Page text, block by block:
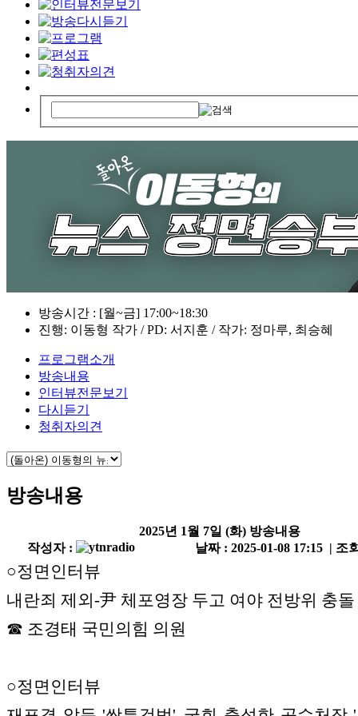
방송시간 : [월~금] 17:00~18:30
진행: 이동형 작가 / PD: 서지훈 / 작가: 정마루, 최승혜
프로그램소개
방송내용
인터뷰전문보기
다시듣기
청취자의견
방송내용
2025년 1월 7일 (화) 방송내용
작성자 :
날짜 : 2025-01-08 17:15 | 조
○정면인터뷰
내란죄 제외-尹 체포영장 두고 여야 전방위 충돌
☎ 조경태 국민의힘 의원
○정면인터뷰